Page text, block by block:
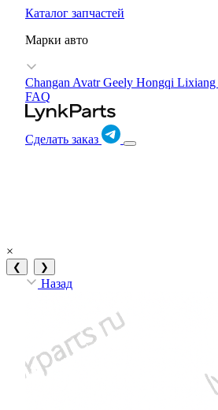
Каталог запчастей
Марки авто
Changan AvatrGeely Hongqi Lixiang
FAQ
Сделать заказ
×
❮ ❯
Назад